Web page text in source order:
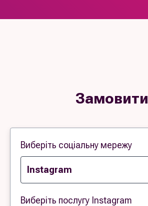
Замовити
Виберіть соціальну мережу
Виберіть послугу Instagram